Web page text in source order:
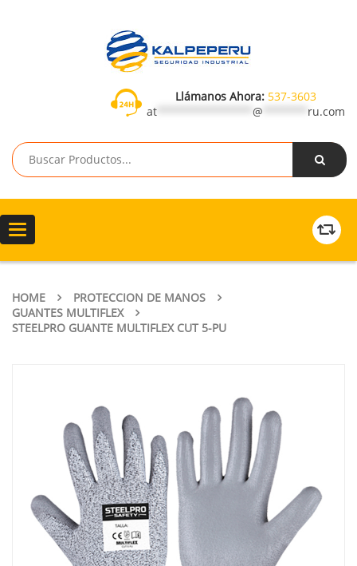
Llámanos Ahora: 537-3603
at
@ ru.com
Toggle
navigation
HOME
PROTECCION DE MANOS
GUANTES MULTIFLEX
STEELPRO GUANTE MULTIFLEX CUT 5-PU